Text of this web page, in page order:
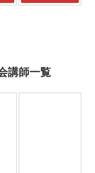
講師一覧